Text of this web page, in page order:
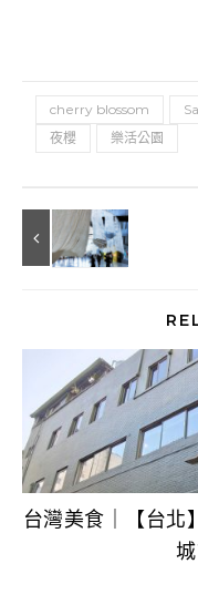
cherry blossom
夜櫻
樂活公園
台灣美食｜【台北